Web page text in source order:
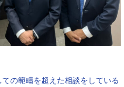
の範疇を超えた相談をしている